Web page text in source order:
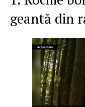
geantă din